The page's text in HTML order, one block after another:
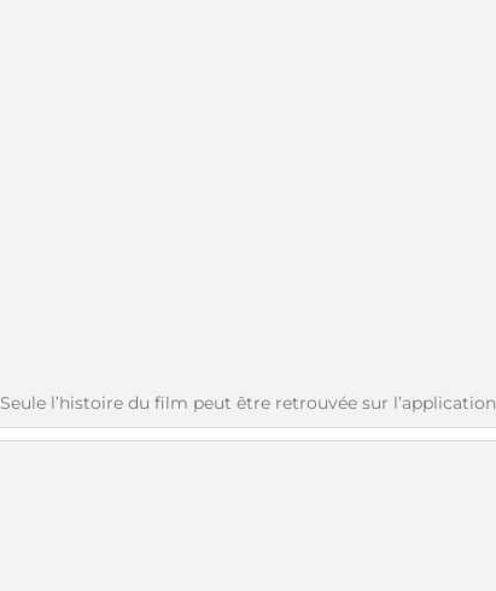
Seule l’histoire du film peut être retrouvée sur l’application